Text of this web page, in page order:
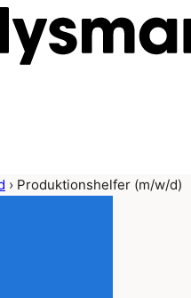
› Produktionshelfer (m/w/d)